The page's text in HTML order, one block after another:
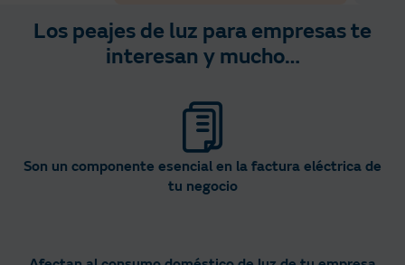
Los peajes de luz para empresas te
interesan y mucho…
Son un componente esencial en la factura eléctrica de
tu negocio